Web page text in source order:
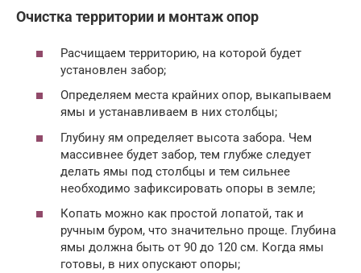
Очистка территории и монтаж опор
Расчищаем территорию, на которой будет
установлен забор;
Определяем места крайних опор, выкапываем
ямы и устанавливаем в них столбцы;
Глубину ям определяет высота забора. Чем
массивнее будет забор, тем глубже следует
делать ямы под столбцы и тем сильнее
необходимо зафиксировать опоры в земле;
Копать можно как простой лопатой, так и
ручным буром, что значительно проще. Глубина
ямы должна быть от 90 до 120 см. Когда ямы
готовы, в них опускают опоры;